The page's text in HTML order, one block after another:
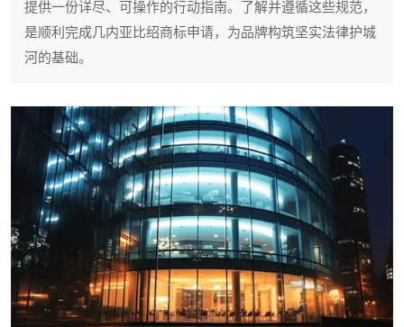
提供一份详尽、可操作的行动指南。了解并遵循这些规范，
是顺利完成几内亚比绍商标申请，为品牌构筑坚实法律护城
河的基础。